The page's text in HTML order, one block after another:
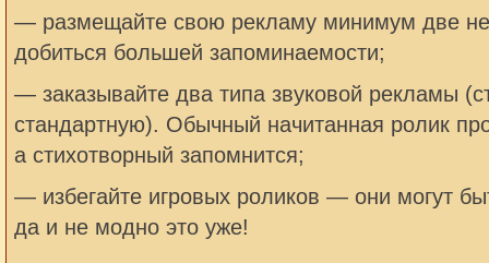
— размещайте свою рекламу минимум две
добиться большей запоминаемости;
— заказывайте два типа звуковой рекламы
стандартную). Обычный начитанная ролик
а стихотворный запомнится;
— избегайте игровых роликов — они могут
да и не модно это уже!